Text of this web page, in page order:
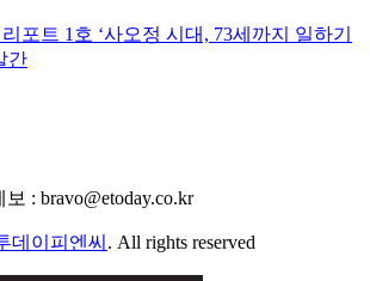
포트 1호 ‘사오정 시대, 73세까지 일하기
간
: bravo@etoday.co.kr
데이피엔씨 . All rights reserved